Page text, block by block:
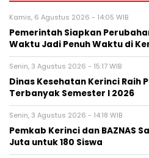
Kamis, 6 Agustus 2026 - 14:05 WIB
Pemerintah Siapkan
Waktu Jadi Penuh Waktu di
Senin, 3 Agustus 2026 - 15:17 WIB
Dinas Kesehatan Kerinci Raih
Terbanyak Semester I 2026
Senin, 3 Agustus 2026 - 14:18 WIB
Pemkab Kerinci dan BAZNAS
Juta untuk 180 Siswa